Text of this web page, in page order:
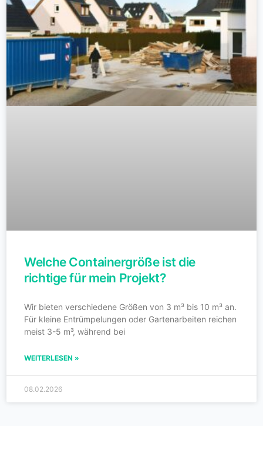
Welche Containergröße ist die
richtige für mein Projekt?
Wir bieten verschiedene Größen von 3 m³ bis 10 m³ an.
Für kleine Entrümpelungen oder Gartenarbeiten reichen
meist 3-5 m³, während bei
WEITERLESEN »
08.02.2026